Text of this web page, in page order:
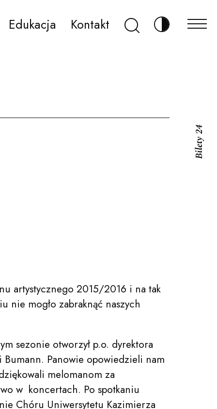
Edukacja Kontakt SzukajZmień
artystycznego 2015/2016 i na tak
nie mogło zabraknąć naszych
sezonie otworzył p.o. dyrektora
Panowie opowiedzieli nam
melomanom za
w koncertach. Po spotkaniu
Chóru Uniwersytetu Kazimierza
Bilety 24